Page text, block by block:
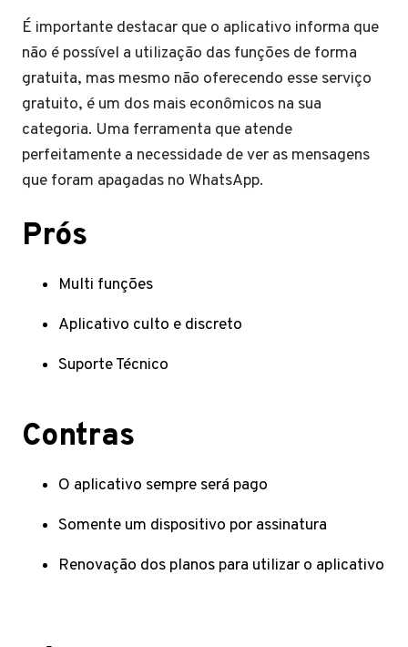
É importante destacar que o aplicativo informa que
não é possível a utilização das funções de forma
gratuita, mas mesmo não oferecendo esse serviço
gratuito, é um dos mais econômicos na sua
categoria. Uma ferramenta que atende
perfeitamente a necessidade de ver as mensagens
que foram apagadas no WhatsApp.
Prós
Multi funções
Aplicativo culto e discreto
Suporte Técnico
Contras
O aplicativo sempre será pago
Somente um dispositivo por assinatura
Renovação dos planos para utilizar o aplicativo